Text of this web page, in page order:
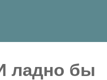
ладно бы